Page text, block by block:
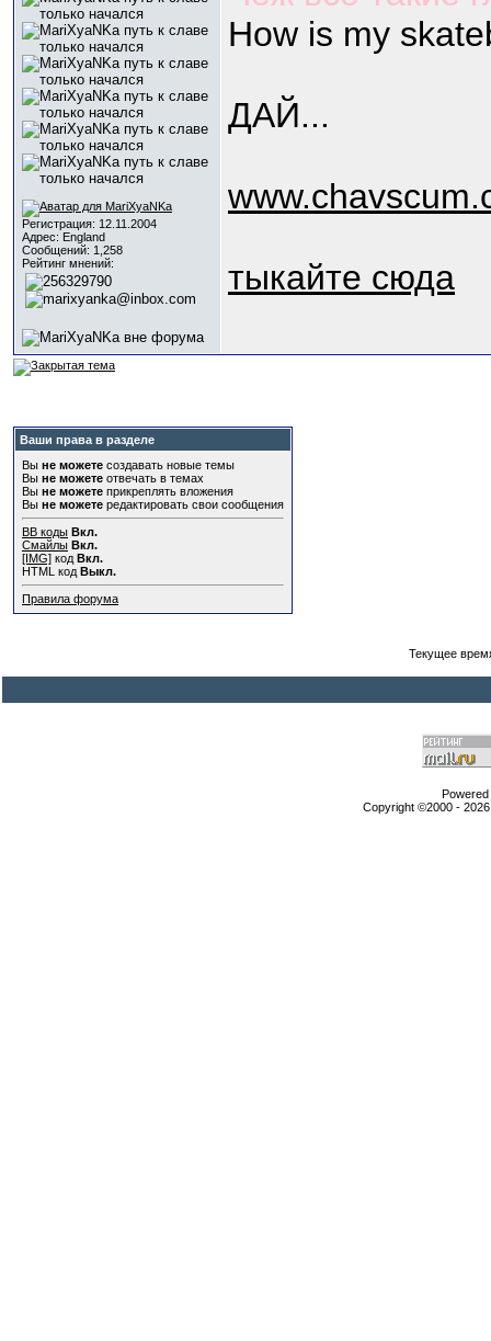
Регистрация: 12.11.2004
Адрес: England
Сообщений: 1,258
Рейтинг мнений:
How is my
ДАЙ...
тыкайте сюда
Ваши права в разделе
Вы не можете создавать новые темы
Вы не можете отвечать в темах
Вы не можете прикреплять вложения
Вы не можете редактировать свои сообщения
BB коды Вкл.
Смайлы Вкл.
[IMG] код Вкл.
HTML код Выкл.
Правила форума
Текущее
Copyright ©2000 -